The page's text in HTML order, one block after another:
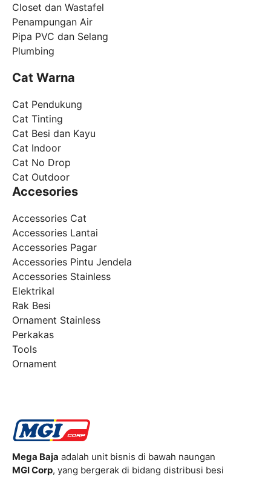
Closet dan Wastafel
Penampungan Air
Pipa PVC dan Selang
Plumbing
Cat Warna
Cat Pendukung
Cat Tinting
Cat Besi dan Kayu
Cat Indoor
Cat No Drop
Cat Outdoor
Accesories
Accessories Cat
Accessories Lantai
Accessories Pagar
Accessories Pintu Jendela
Accessories Stainless
Elektrikal
Rak Besi
Ornament Stainless
Perkakas
Tools
Ornament
Mega Baja adalah unit bisnis di bawah naungan
MGI Corp, yang bergerak di bidang distribusi besi